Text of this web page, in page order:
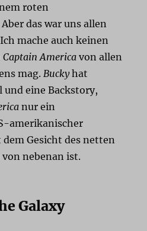
roten
das war uns allen
mache auch keinen
Captain America von allen
mag. Buckyhat
und eine Backstory,
nur ein
amerikanischer
Gesicht des netten
nebenan ist.
Galaxy